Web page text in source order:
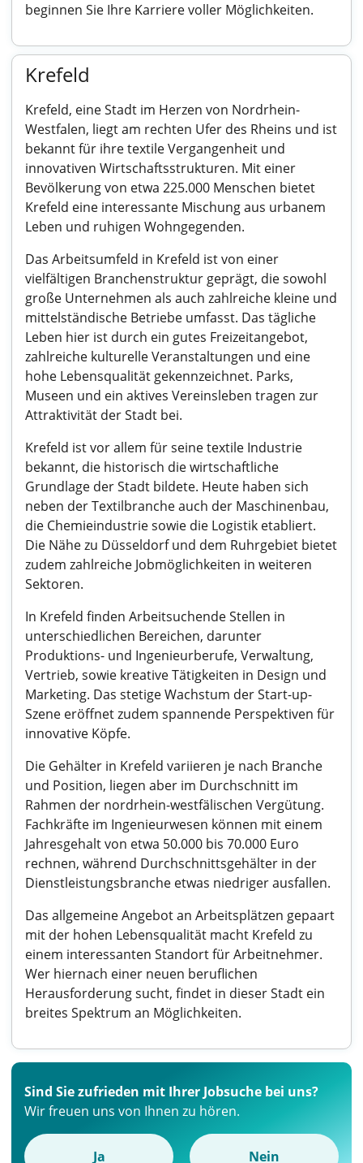
beginnen Sie Ihre Karriere voller Möglichkeiten.
Krefeld
Krefeld, eine Stadt im Herzen von Nordrhein-
Westfalen, liegt am rechten Ufer des Rheins und ist
bekannt für ihre textile Vergangenheit und
innovativen Wirtschaftsstrukturen. Mit einer
Bevölkerung von etwa 225.000 Menschen bietet
Krefeld eine interessante Mischung aus urbanem
Leben und ruhigen Wohngegenden.
Das Arbeitsumfeld in Krefeld ist von einer
vielfältigen Branchenstruktur geprägt, die sowohl
große Unternehmen als auch zahlreiche kleine und
mittelständische Betriebe umfasst. Das tägliche
Leben hier ist durch ein gutes Freizeitangebot,
zahlreiche kulturelle Veranstaltungen und eine
hohe Lebensqualität gekennzeichnet. Parks,
Museen und ein aktives Vereinsleben tragen zur
Attraktivität der Stadt bei.
Krefeld ist vor allem für seine textile Industrie
bekannt, die historisch die wirtschaftliche
Grundlage der Stadt bildete. Heute haben sich
neben der Textilbranche auch der Maschinenbau,
die Chemieindustrie sowie die Logistik etabliert.
Die Nähe zu Düsseldorf und dem Ruhrgebiet bietet
zudem zahlreiche Jobmöglichkeiten in weiteren
Sektoren.
In Krefeld finden Arbeitsuchende Stellen in
unterschiedlichen Bereichen, darunter
Produktions- und Ingenieurberufe, Verwaltung,
Vertrieb, sowie kreative Tätigkeiten in Design und
Marketing. Das stetige Wachstum der Start-up-
Szene eröffnet zudem spannende Perspektiven für
innovative Köpfe.
Die Gehälter in Krefeld variieren je nach Branche
und Position, liegen aber im Durchschnitt im
Rahmen der nordrhein-westfälischen Vergütung.
Fachkräfte im Ingenieurwesen können mit einem
Jahresgehalt von etwa 50.000 bis 70.000 Euro
rechnen, während Durchschnittsgehälter in der
Dienstleistungsbranche etwas niedriger ausfallen.
Das allgemeine Angebot an Arbeitsplätzen gepaart
mit der hohen Lebensqualität macht Krefeld zu
einem interessanten Standort für Arbeitnehmer.
Wer hiernach einer neuen beruflichen
Herausforderung sucht, findet in dieser Stadt ein
breites Spektrum an Möglichkeiten.
Sind Sie zufrieden mit Ihrer Jobsuche bei uns?
Wir freuen uns von Ihnen zu hören.
Ja Nein